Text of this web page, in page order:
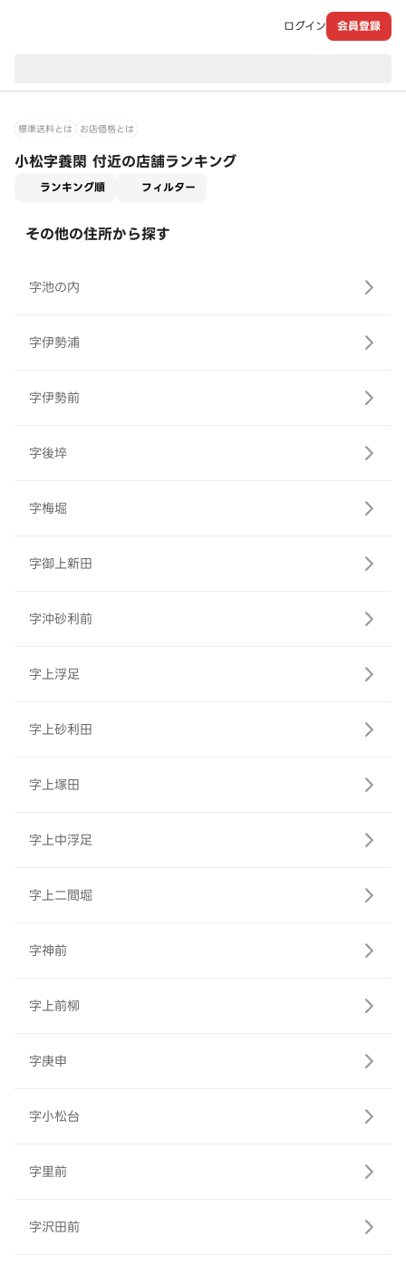
ログイン 会員登録
標準送料とは お店価格とは
小松字養閑 付近の店舗ランキング
ランキング順 フィルター
その他の住所から探す
字池の内
字伊勢浦
字伊勢前
字後埣
字梅堀
字御上新田
字沖砂利前
字上浮足
字上砂利田
字上塚田
字上中浮足
字上二間堀
字神前
字上前柳
字庚申
字小松台
字里前
字沢田前